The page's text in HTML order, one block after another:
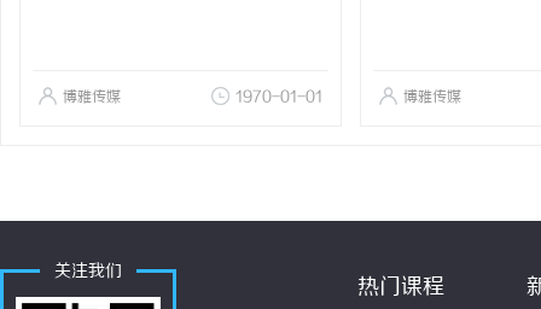
博雅传媒 1970-01-01 博雅传媒
关注我们
热门课程